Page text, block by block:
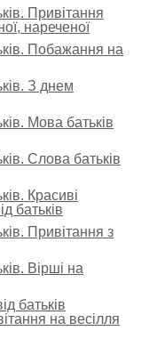
Привітання
нареченої
Побажання на
З днем
Мова батьків
Слова батьків
Красиві
батьків
Привітання з
Вірші на
батьків
на весілля